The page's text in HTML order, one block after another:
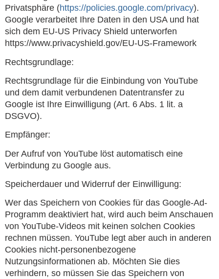
Privatsphäre (https://policies.google.com/privacy).
Google verarbeitet Ihre Daten in den USA und hat
sich dem EU-US Privacy Shield unterworfen
https://www.privacyshield.gov/EU-US-Framework
Rechtsgrundlage:
Rechtsgrundlage für die Einbindung von YouTube
und dem damit verbundenen Datentransfer zu
Google ist Ihre Einwilligung (Art. 6 Abs. 1 lit. a
DSGVO).
Empfänger:
Der Aufruf von YouTube löst automatisch eine
Verbindung zu Google aus.
Speicherdauer und Widerruf der Einwilligung:
Wer das Speichern von Cookies für das Google-Ad-
Programm deaktiviert hat, wird auch beim Anschauen
von YouTube-Videos mit keinen solchen Cookies
rechnen müssen. YouTube legt aber auch in anderen
Cookies nicht-personenbezogene
Nutzungsinformationen ab. Möchten Sie dies
verhindern, so müssen Sie das Speichern von